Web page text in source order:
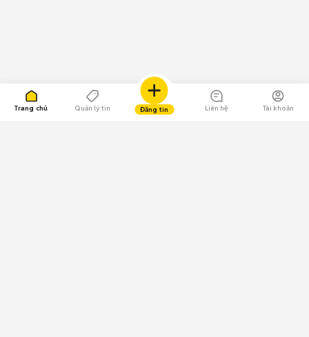
Trang chủ Quản lý tin Đăng tin Liên hệ Tài khoản